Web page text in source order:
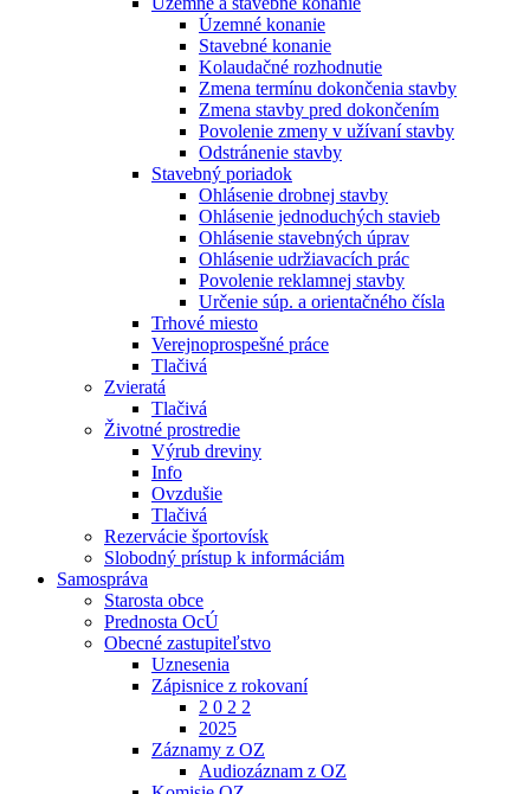
Územné konanie
Stavebné konanie
Kolaudačné rozhodnutie
Zmena termínu dokončenia stavby
Zmena stavby pred dokončením
Povolenie zmeny v užívaní stavby
Odstránenie stavby
Stavebný poriadok
Ohlásenie drobnej stavby
Ohlásenie jednoduchých stavieb
Ohlásenie stavebných úprav
Ohlásenie udržiavacích prác
Povolenie reklamnej stavby
Určenie súp. a orientačného čísla
Trhové miesto
Verejnoprospešné práce
Tlačivá
Zvieratá
Tlačivá
Životné prostredie
Výrub dreviny
Info
Ovzdušie
Tlačivá
Rezervácie športovísk
Slobodný prístup k informáciám
Samospráva
Starosta obce
Prednosta OcÚ
Obecné zastupiteľstvo
Uznesenia
Zápisnice z rokovaní
2 0 2 2
2025
Záznamy z OZ
Audiozáznam z OZ